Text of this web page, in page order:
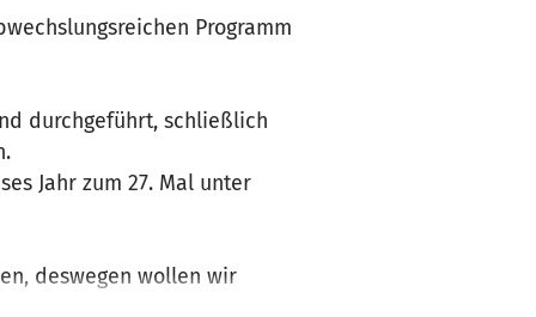
Programm
durchgeführt, schließlich
Jahr zum 27. Mal unter
deswegen wollen wir